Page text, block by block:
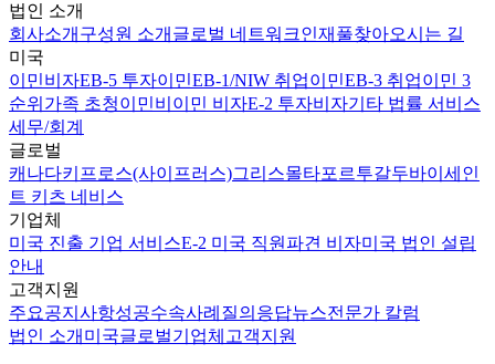
법인 소개
회사소개 구성원 소개 글로벌 네트워크인재풀찾아오시는 길
미국
이민비자EB-5 투자이민EB-1/NIW 취업이민EB-3 취업이민 3
순위 가족 초청이민비이민 비자E-2 투자비자기타 법률 서비스
세무/회계
글로벌
캐나다키프로스(사이프러스)그리스몰타포르투갈두바이 세인
트 키츠 네비스
기업체
미국 진출 기업 서비스E-2 미국 직원파견 비자미국 법인 설립
안내
고객지원
주요공지사항성공수속사례 질의응답뉴스전문가 칼럼
법인 소개 미국글로벌기업체 고객지원